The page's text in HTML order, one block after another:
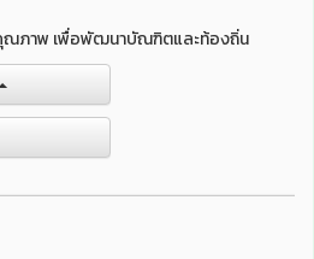
ณภาพ เพื่อพัฒนาบัณฑิตและท้องถิ่น